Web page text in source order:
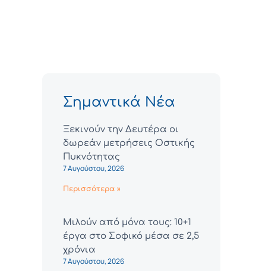
Σημαντικά Νέα
Ξεκινούν την Δευτέρα οι
δωρεάν μετρήσεις Οστικής
Πυκνότητας
7 Αυγούστου, 2026
Περισσότερα »
Μιλούν από μόνα τους: 10+1
έργα στο Σοφικό μέσα σε 2,5
χρόνια
7 Αυγούστου, 2026